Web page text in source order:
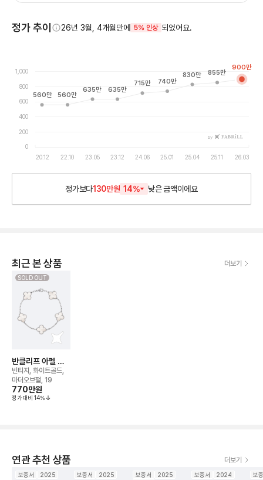
정가 추이 26년 3월, 4개월만에 5% 인상 되었어요.
0
200
400
600
800
1,000
20.12 22.10 23.05 23.12 24.06 25.01 25.04 25.11 26.03
by
560만 560만
635만 635만
715만 740만
830만 855만
900만
정가보다130만원 14% 낮은금액이에요
최근 본 상품 더보기
SOLD OUT
반클리프 아펠 알
함브라 5모티브 브
레이슬릿
빈티지, 화이트골드,
마더오브펄, 19
770만원
정가대비 14%
연관 추천 상품 더보기
보증서 2025 보증서 2025 보증서
2025
보증서 2024 보